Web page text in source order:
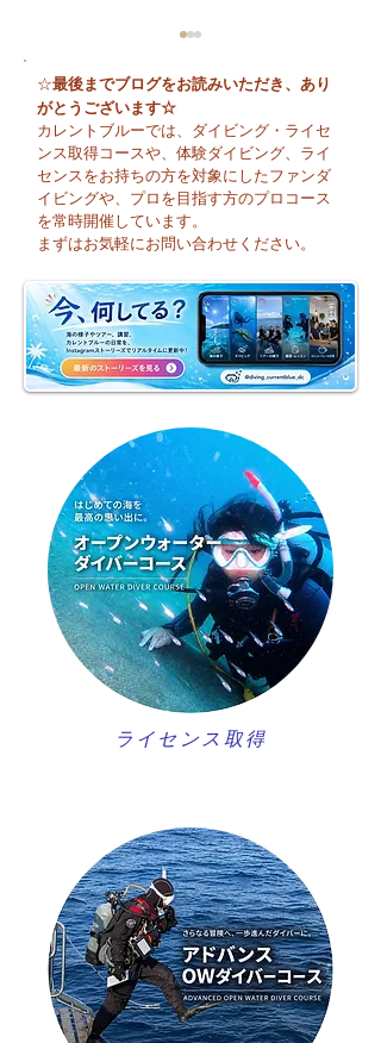
夏本番！明日からお泊
まり海洋実習です♪
☆最後までブログをお読みいただき、あり
がとうございます☆
カレントブルーでは、ダイビング・ライセ
ンス取得コースや、体験ダイビング、ライ
センスをお持ちの方を対象にしたファンダ
イビングや、プロを目指す方のプロコース
を常時開催しています。
まずはお気軽にお問い合わせください。
ライセンス取得